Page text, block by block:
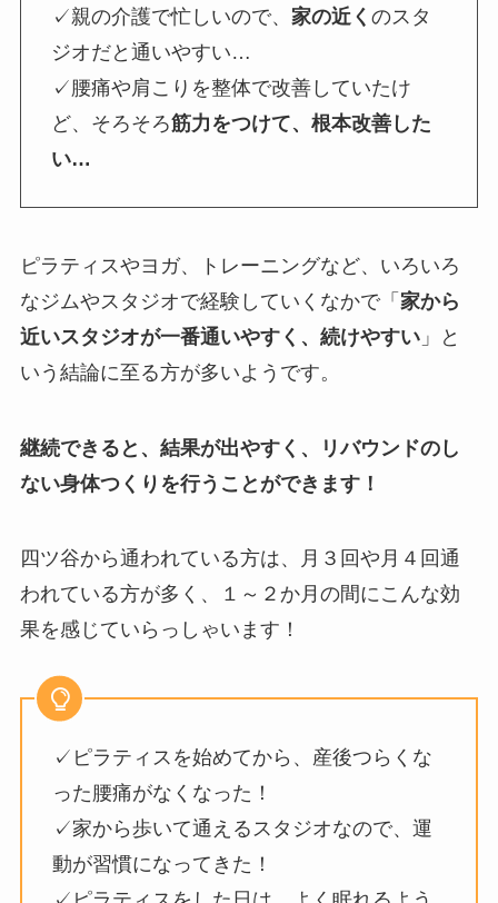
✓親の介護で忙しいので、 家の近く のスタ
ジオだと通いやすい…
✓腰痛や肩こりを整体で改善していたけ
ど、そろそろ筋力をつけて、根本改善した
い…
ピラティスやヨガ、トレーニングなど、いろいろ
なジムやスタジオで経験していくなかで「 家から
近いスタジオが一番通いやすく、続けやすい」と
いう結論に至る方が多いようです。
継続できると、結果が出やすく、リバウンドのし
ない身体つくりを行うことができます！
四ツ谷から通われている方は、月３回や月４回通
われている方が多く、１～２か月の間にこんな効
果を感じていらっしゃいます！
✓ピラティスを始めてから、産後つらくな
った腰痛がなくなった！
✓家から歩いて通えるスタジオなので、運
動が習慣になってきた！